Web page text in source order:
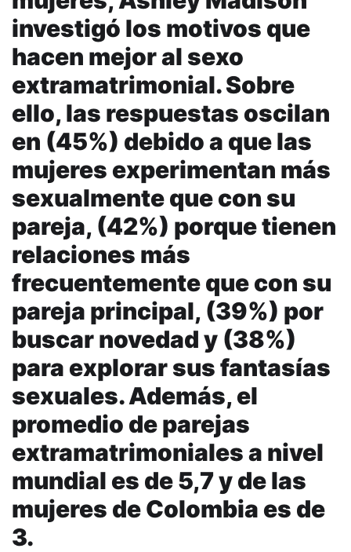
investigó los motivos que
hacen mejor al sexo
extramatrimonial. Sobre
ello, las respuestas oscilan
en (45%) debido a que las
mujeres experimentan más
sexualmente que con su
pareja, (42%) porque tienen
relaciones más
frecuentemente que con su
pareja principal, (39%) por
buscar novedad y (38%)
para explorar sus fantasías
sexuales. Además, el
promedio de parejas
extramatrimoniales a nivel
mundial es de 5,7 y de las
mujeres de Colombia es de
3.